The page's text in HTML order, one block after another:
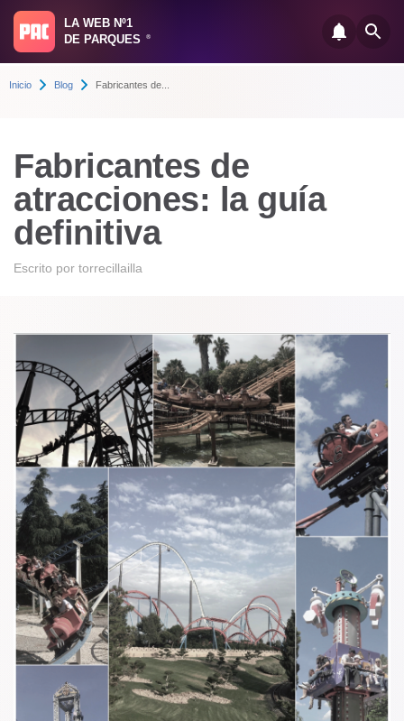
LA WEB Nº1
DE PARQUES
®
Inicio Blog Fabricantes de...
Fabricantes de
atracciones: la guía
definitiva
Escrito por torrecillailla